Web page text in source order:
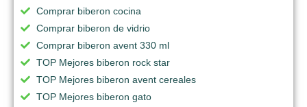
Comprar biberon cocina
Comprar biberon de vidrio
Comprar biberon avent 330 ml
TOP Mejores biberon rock star
TOP Mejores biberon avent cereales
TOP Mejores biberon gato